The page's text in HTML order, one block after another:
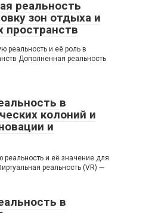
реальность
зон отдыха и
пространств
реальность и её роль в
Дополненная реальность
в
колоний и
и
реальность и её значение для
реальность (VR) —
в